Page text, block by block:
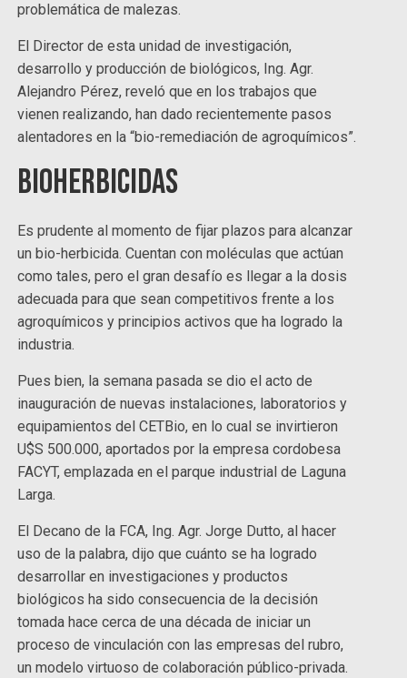
problemática de malezas.
El Director de esta unidad de investigación,
desarrollo y producción de biológicos, Ing. Agr.
Alejandro Pérez, reveló que en los trabajos que
vienen realizando, han dado recientemente pasos
alentadores en la “bio-remediación de agroquímicos”.
Bioherbicidas
Es prudente al momento de fijar plazos para alcanzar
un bio-herbicida. Cuentan con moléculas que actúan
como tales, pero el gran desafío es llegar a la dosis
adecuada para que sean competitivos frente a los
agroquímicos y principios activos que ha logrado la
industria.
Pues bien, la semana pasada se dio el acto de
inauguración de nuevas instalaciones, laboratorios y
equipamientos del CETBio, en lo cual se invirtieron
U$S 500.000, aportados por la empresa cordobesa
FACYT, emplazada en el parque industrial de Laguna
Larga.
El Decano de la FCA, Ing. Agr. Jorge Dutto, al hacer
uso de la palabra, dijo que cuánto se ha logrado
desarrollar en investigaciones y productos
biológicos ha sido consecuencia de la decisión
tomada hace cerca de una década de iniciar un
proceso de vinculación con las empresas del rubro,
un modelo virtuoso de colaboración público-privada.